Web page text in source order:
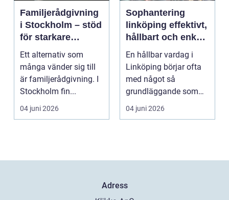
Familjerådgivning
i Stockholm – stöd
för starkare
relationer
Ett alternativ som
många vänder sig till
är familjerådgivning. I
Stockholm fin...
04 juni 2026
Sophantering
linköping effektivt,
hållbart och enkelt
i praktiken
En hållbar vardag i
Linköping börjar ofta
med något så
grundläggande som
hur sopor hanteras.
För mån...
04 juni 2026
Adress